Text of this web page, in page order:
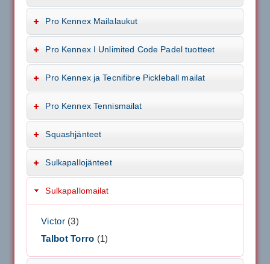
Pro Kennex Mailalaukut
Pro Kennex I Unlimited Code Padel tuotteet
Pro Kennex ja Tecnifibre Pickleball mailat
Pro Kennex Tennismailat
Squashjänteet
Sulkapallojänteet
Sulkapallomailat
Victor(3)
Talbot Torro (1)